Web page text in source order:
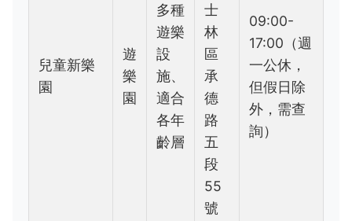
兒童新樂
園
遊
樂
園
多種
遊樂
設
施、
適合
各年
齡層
士
林
區
承
德
路
五
段
55
號
09:00-
17:00（週
一公休，
但假日除
外，需查
詢）